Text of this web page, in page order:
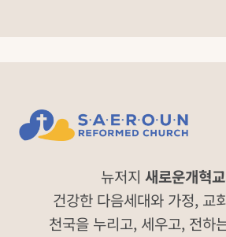
뉴저지 새로운개혁
건강한 다음세대와 가정, 교
천국을 누리고, 세우고, 전하